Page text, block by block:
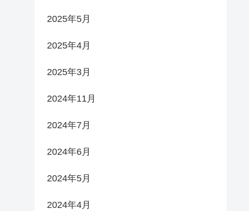
2025年5月
2025年4月
2025年3月
2024年11月
2024年7月
2024年6月
2024年5月
2024年4月